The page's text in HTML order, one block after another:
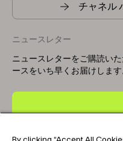
チャネル
ニュースレター
ニュースレターをご購読い
ースをいち早くお届けします